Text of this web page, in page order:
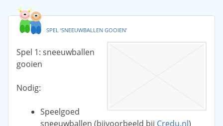
SPEL ‘SNEEUWBALLEN GOOIEN’
Spel 1: sneeuwballen
gooien
Nodig:
Speelgoed
sneeuwballen (bijvoorbeeld bij Credu.nl)